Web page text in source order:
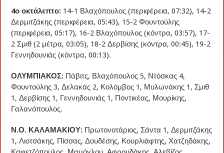
4ο οκτάλεπτο: 14-1 Βλαχόπουλος (περιφέρεια, 07:32), 14-2
Δερμιτζάκης (περιφέρεια, 05:43), 15-2 Φουντούλης
(περιφέρεια, 05:17), 16-2 Βλαχόπουλος (κόντρα, 03:57), 17-
2 Σμιθ (2 μέτρα, 03:05), 18-2 Δερβίσης (κόντρα, 00:45), 19-2
Γεννηδουνιάς (κόντρα, 00:13).
ΟΛΥΜΠΙΑΚΟΣ: Πάβιτς, Βλαχόπουλος 5, Ντόσκας 4,
Φουντούλης 3, Δελακάς 2, Κολόμβος 1, Μυλωνάκης 1, Σμιθ
1, Δερβίσης 1, Γεννηδουνιάς 1, Ποντικέας, Μουρίκης,
Γαλανόπουλος.
Ν.Ο. ΚΑΛΑΜΑΚΙΟΥ: Πρωτονοτάριος, Σάντα 1, Δερμιτζάκης
1, Λιοτσάκης, Πίσσας, Δουδέσης, Κουρλιάφτης, Χατζηδάκης,